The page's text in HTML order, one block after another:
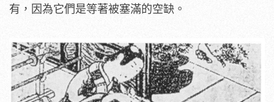
有，因為它們是等著被塞滿的空缺。